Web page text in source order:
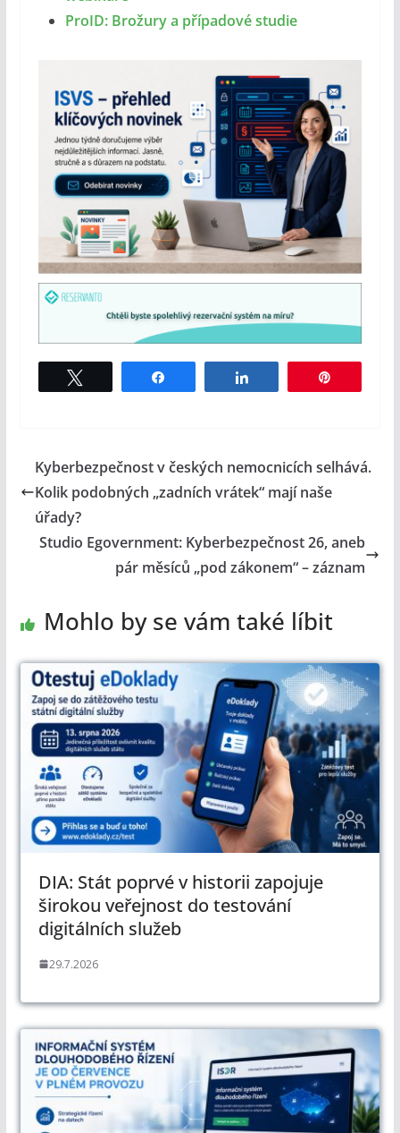
ProID: Brožury a případové studie
Kyberbezpečnost v českých nemocnicích selhává.
Kolik podobných „zadních vrátek“ mají naše
úřady?
Studio Egovernment: Kyberbezpečnost 26, aneb
pár měsíců „pod zákonem“ – záznam
Mohlo by se vám také líbit
DIA: Stát poprvé v historii zapojuje
širokou veřejnost do testování
digitálních služeb
29.7.2026